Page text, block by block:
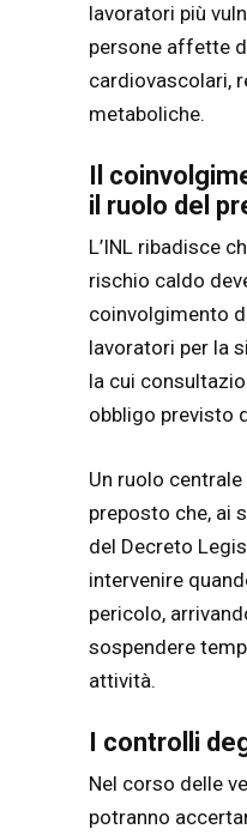
lavoratori più
persone affette
cardiovascolari,
metaboliche.
Il
il ruolo del
L’INL ribadisce
rischio caldo
coinvolgimento
lavoratori per la
la cui
obbligo previsto
Un ruolo
preposto che, ai
del Decreto
intervenire
pericolo,
sospendere
attività.
I controlli
Nel corso delle
potranno